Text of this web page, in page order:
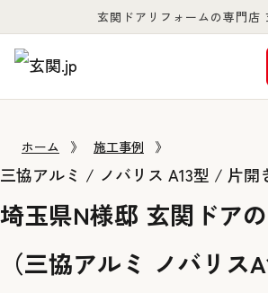
玄関ドアリフォームの専門店
ホーム 》 施工事例 》
三協アルミ / ノバリス A13型 / 片開
埼玉県N様邸 玄関ドア
（三協アルミ ノバリス